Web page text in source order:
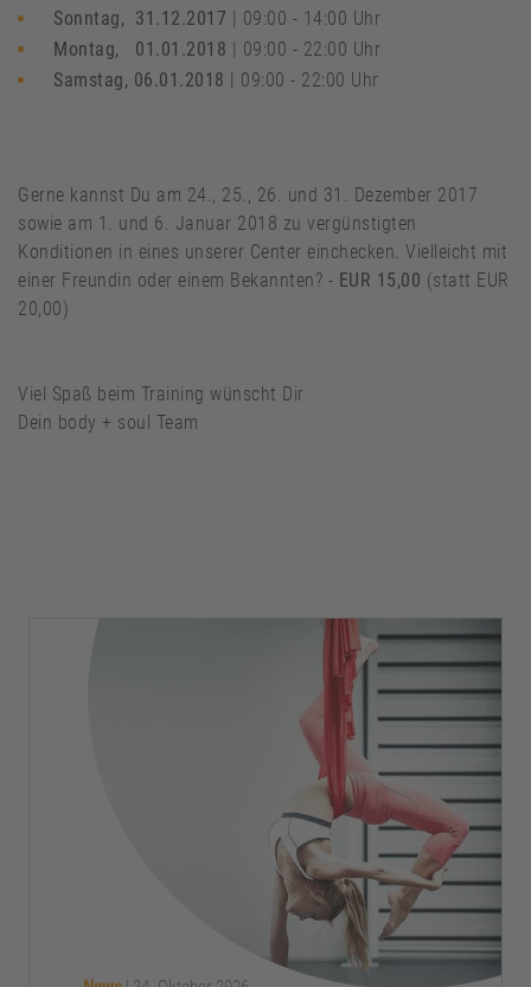
Sonntag, 31.12.2017 | 09:00 - 14:00 Uhr
Montag, 01.01.2018 | 09:00 - 22:00 Uhr
Samstag, 06.01.2018 | 09:00 - 22:00 Uhr
Gerne kannst Du am 24., 25., 26. und 31. Dezember 2017
sowie am 1. und 6. Januar 2018 zu vergünstigten
Konditionen in eines unserer Center einchecken. Vielleicht mit
einer Freundin oder einem Bekannten? - EUR 15,00 (statt EUR
20,00)
Viel Spaß beim Training wünscht Dir
Dein body + soul Team